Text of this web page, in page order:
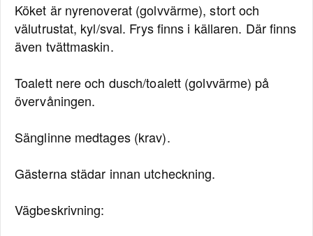
Köket är nyrenoverat (golvvärme), stort och
välutrustat, kyl/sval. Frys finns i källaren. Där finns
även tvättmaskin.
Toalett nere och dusch/toalett (golvvärme) på
övervåningen.
Sänglinne medtages (krav).
Gästerna städar innan utcheckning.
Vägbeskrivning: